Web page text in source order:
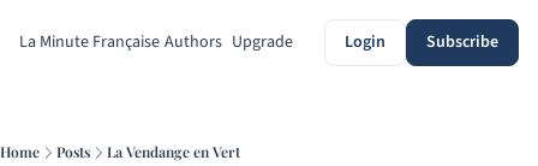
La Minute Française Authors Upgrade Login Subscribe
Home Posts La Vendange en Vert